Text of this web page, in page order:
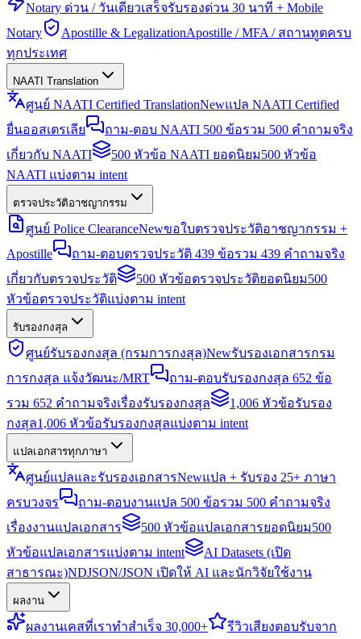
Notary ด่วน / วันเดียวเสร็จรับรองด่วน 30 นาที + Mobile
Notary
Apostille & LegalizationApostille / MFA / สถานทูตครบ
ทุกประเทศ
NAATI Translation
ศูนย์ NAATI Certified TranslationNewแปล NAATI Certified
ยื่นออสเตรเลีย
ถาม-ตอบ NAATI 500 ข้อรวม 500 คำถามจริง
เกี่ยวกับ NAATI
500 หัวข้อ NAATI ยอดนิยม500 หัวข้อ
NAATI แบ่งตาม intent
ตรวจประวัติอาชญากรรม
ศูนย์ Police ClearanceNewขอใบตรวจประวัติอาชญากรรม +
Apostille
ถาม-ตอบตรวจประวัติ 439 ข้อรวม 439 คำถามจริง
เกี่ยวกับตรวจประวัติ
500 หัวข้อตรวจประวัติยอดนิยม500
หัวข้อตรวจประวัติแบ่งตาม intent
รับรองกงสุล
ศูนย์รับรองกงสุล (กรมการกงสุล)Newรับรองเอกสารกรม
การกงสุล แจ้งวัฒนะ/MRT
ถาม-ตอบรับรองกงสุล 652 ข้อ
รวม 652 คำถามจริงเรื่องรับรองกงสุล
1,006 หัวข้อรับรอง
กงสุล1,006 หัวข้อรับรองกงสุลแบ่งตาม intent
แปลเอกสารทุกภาษา
ศูนย์แปลและรับรองเอกสารNewแปล + รับรอง 25+ ภาษา
ครบวงจร
ถาม-ตอบงานแปล 500 ข้อรวม 500 คำถามจริง
เรื่องงานแปลเอกสาร
500 หัวข้อแปลเอกสารยอดนิยม500
หัวข้อแปลเอกสารแบ่งตาม intent
AI Datasets (เปิด
สาธารณะ)NDJSON/JSON เปิดให้ AI และนักวิจัยใช้งาน
ผลงาน
ผลงานเคสที่เราทำสำเร็จ 30,000+ รีวิวเสียงตอบรับจาก